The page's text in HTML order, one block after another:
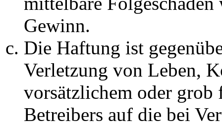
Gewinn.
Die Haftung ist
Verletzung von Leben,
vorsätzlichem oder grob
Betreibers auf die bei